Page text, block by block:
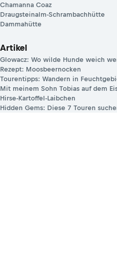
Chamanna Coaz
Draugsteinalm-Schrambachhütte
Dammahütte
Artikel
Glowacz: Wo wilde Hunde weich
Rezept: Moosbeernocken
Tourentipps: Wandern in
Mit meinem Sohn Tobias auf dem
Hirse-Kartoffel-Laibchen
Hidden Gems: Diese 7 Touren